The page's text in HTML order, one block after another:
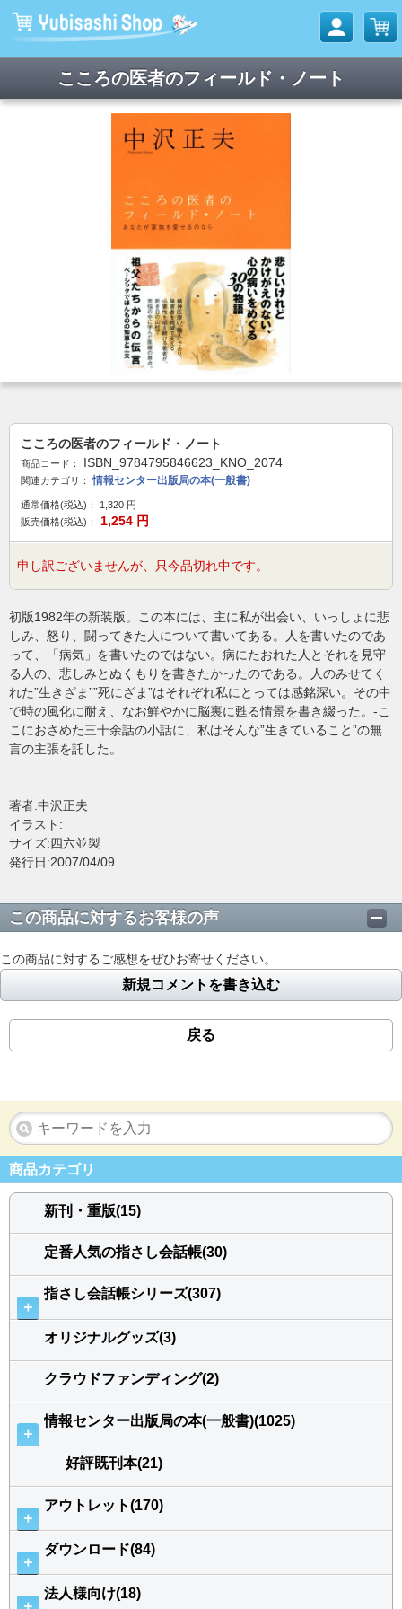
こころの医者のフィールド・ノート
こころの医者のフィールド・ノート
商品コード： ISBN_9784795846623_KNO_2074
関連カテゴリ： 情報センター出版局の本(一般書)
通常価格(税込)： 1,320 円
販売価格(税込)：
1,254 円
申し訳ございませんが、只今品切れ中です。
初版1982年の新装版。この本には、主に私が出会い、いっしょに悲
しみ、怒り、闘ってきた人について書いてある。人を書いたのであ
って、「病気」を書いたのではない。病にたおれた人とそれを見守
る人の、悲しみとぬくもりを書きたかったのである。人のみせてく
れた”生きざま””死にざま”はそれぞれ私にとっては感銘深い。その中
で時の風化に耐え、なお鮮やかに脳裏に甦る情景を書き綴った。-こ
こにおさめた三十余話の小話に、私はそんな”生きていること”の無
言の主張を託した。
著者:中沢正夫
イラスト:
サイズ:四六並製
発行日:2007/04/09
この商品に対するお客様の声
この商品に対するご感想をぜひお寄せください。
新規コメントを書き込む
戻る
商品カテゴリ
新刊・重版(15)
定番人気の指さし会話帳(30)
＋
指さし会話帳シリーズ(307)
オリジナルグッズ(3)
クラウドファンディング(2)
＋
情報センター出版局の本(一般書)(1025)
好評既刊本(21)
＋
アウトレット(170)
＋
ダウンロード(84)
法人様向け(18)